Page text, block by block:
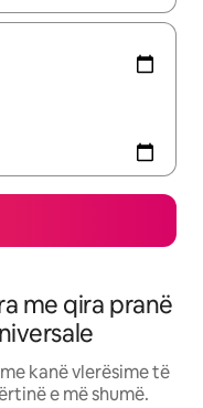
me qira pranë
kanë vlerësime të
e më shumë.